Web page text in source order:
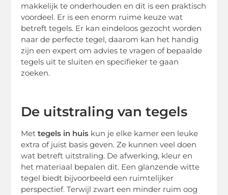
makkelijk te onderhouden en dit is een praktisch
voordeel. Er is een enorm ruime keuze wat
betreft tegels. Er kan eindeloos gezocht worden
naar de perfecte tegel, daarom kan het handig
zijn een expert om advies te vragen of bepaalde
tegels uit te sluiten en specifieker te gaan
zoeken.
De uitstraling van tegels
Mettegels in huis kun je elke kamer een leuke
extra of juist basis geven. Ze kunnen veel doen
wat betreft uitstraling. De afwerking, kleur en
het materiaal bepalen dit. Een glanzende witte
tegel biedt bijvoorbeeld een ruimtelijker
perspectief. Terwijl zwart een minder ruim oog